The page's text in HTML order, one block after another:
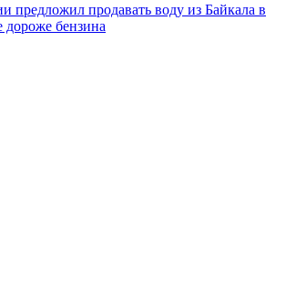
предложил продавать воду из Байкала в
бензина